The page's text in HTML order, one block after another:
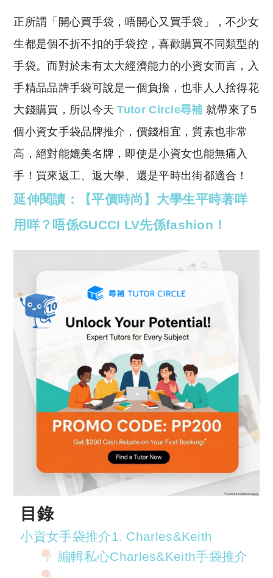
p
y
Li
n
k
at
s
A
p
p
正所謂「開心買手袋，唔開心又買手袋」，不少女
生都是個不折不扣的手袋控，喜歡購買不同類型的
手袋。而對於未有太大經濟能力的小資女而言，入
手精品品牌手袋可說是一個負擔，也非人人捨得花
大錢購買，所以今天Tutor Circle尋補 就帶來了5
個小資女手袋品牌推介，價錢相宜，質素也非常
高，絕對能媲美名牌，即使是小資女也能無痛入
手！買來返工、返大學、還是平時出街都適合！
延伸閱讀：【平價時尚】大學生平時著咩
用咩？唔係GUCCI LV先係fashion！
目錄
小資女手袋推介1. Charles&Keith
編輯私心Charles&Keith手袋推介